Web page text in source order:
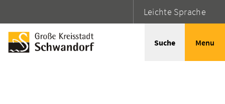
Leichte Sprache
Suche Menu